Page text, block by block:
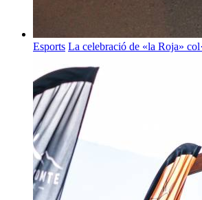
Esports La celebració de «la Roja»